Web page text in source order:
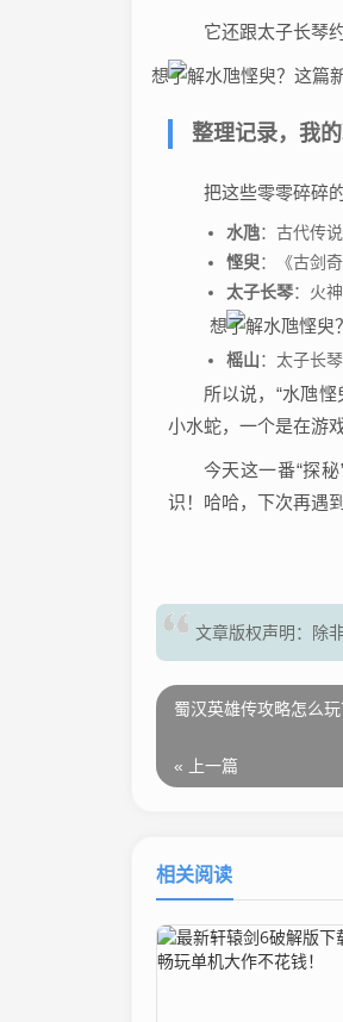
它还跟太子长琴
整理记录，我
把这些零零碎碎
水虺：古代传
悭臾：《古剑
太子长琴：火
榣山：太子长
所以说，“水虺
小水蛇，一个是在游
今天这一番“探
识！哈哈，下次再遇
文章版权声明：除
蜀汉英雄传攻略怎么
« 上一篇
相关阅读